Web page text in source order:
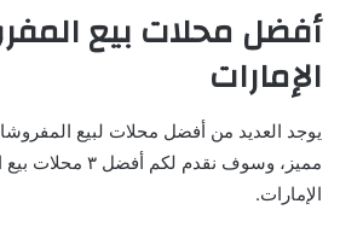
أفضل محلات بيع
الإمارات
يوجد العديد من أفضل محلات لبيع
مميز، وسوف نقدم
الإمارات.